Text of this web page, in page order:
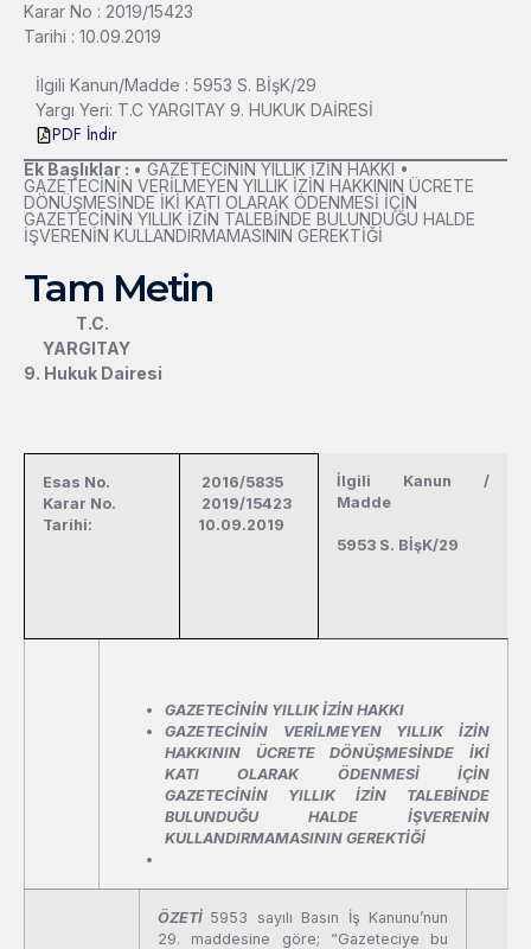
Karar No : 2019/15423
Tarihi : 10.09.2019
İlgili Kanun/Madde : 5953 S. BİşK/29
Yargı Yeri: T.C YARGITAY 9. HUKUK DAİRESİ
PDF İndir
Ek Başlıklar : • GAZETECİNİN YILLIK İZİN HAKKI •
GAZETECİNİN VERİLMEYEN YILLIK İZİN HAKKININ ÜCRETE
DÖNÜŞMESİNDE İKİ KATI OLARAK ÖDENMESİ İÇİN
GAZETECİNİN YILLIK İZİN TALEBİNDE BULUNDUĞU HALDE
İŞVERENİN KULLANDIRMAMASININ GEREKTİĞİ
Tam Metin
T.C.
YARGITAY
9. Hukuk Dairesi
Esas No.
Karar No.
Tarihi:
2016/5835
2019/15423
10.09.2019
İlgili Kanun /
Madde
5953 S. BİşK/29
GAZETECİNİN YILLIK İZİN HAKKI
GAZETECİNİN VERİLMEYEN YILLIK İZİN
HAKKININ ÜCRETE DÖNÜŞMESİNDE İKİ
KATI OLARAK ÖDENMESİ İÇİN
GAZETECİNİN YILLIK İZİN TALEBİNDE
BULUNDUĞU HALDE İŞVERENİN
KULLANDIRMAMASININ GEREKTİĞİ
ÖZETİ 5953 sayılı Basın İş Kanunu’nun
29. maddesine göre; “Gazeteciye bu